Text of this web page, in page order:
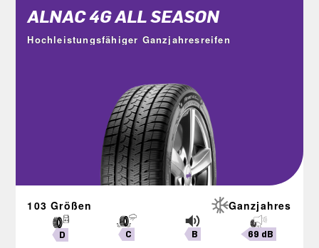
ALNAC 4G ALL SEASON
Hochleistungsfähiger Ganzjahresreifen
103 Größen Ganzjahres
D C B 69 dB